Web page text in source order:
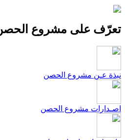
على مشروع الحصن
عـن مشروع الحصن
مشروع الحصن